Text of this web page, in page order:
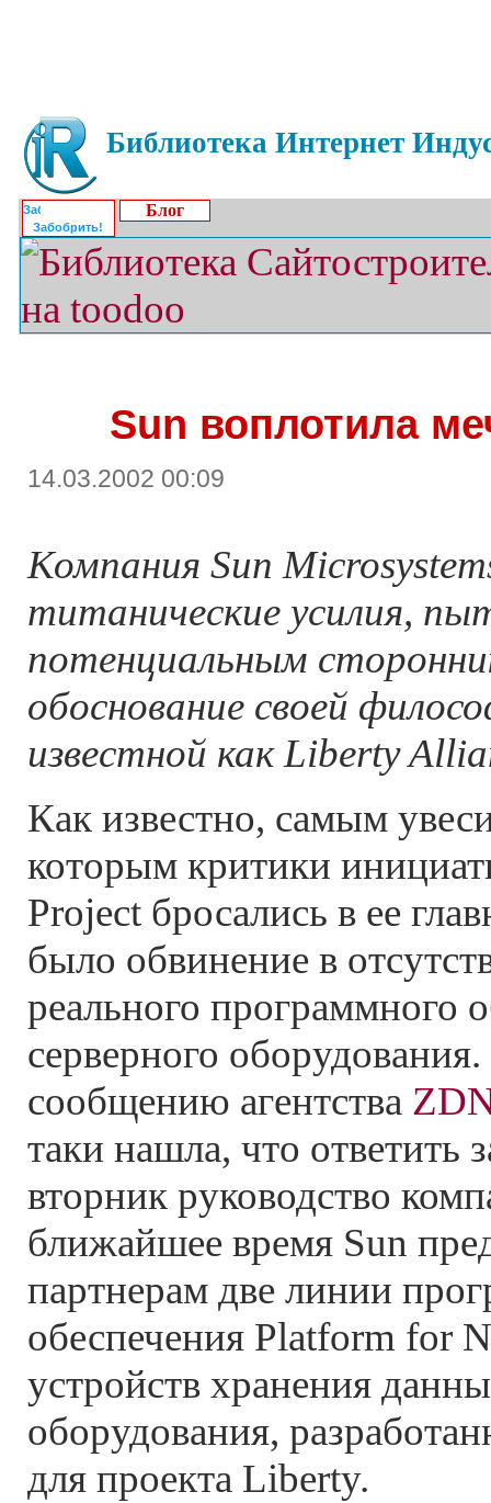
Библиотека Интернет
Забобрить!
Блог
Sun воплотила
14.03.2002 00:09
Компания Sun
титанические усилия,
потенциальным
обоснование своей
известной как Liberty
Как известно, самым
которым критики
Project бросались в ее
было обвинение в
реального программного
серверного
сообщению агентства
таки нашла, что ответить
вторник руководство
ближайшее время Sun
партнерам две линии
обеспечения Platform for
устройств хранения
оборудования,
для проекта Liberty.